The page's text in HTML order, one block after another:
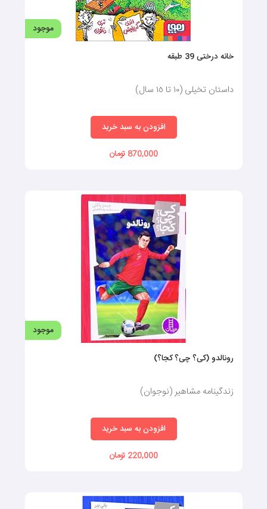
موجود
خانه درختی 39 طبقه
داستان تخیلی (١٠ تا ١٥ سال)
افزودن به سبد خرید
870,000 تومان
موجود
رونالدو (کی؟ چی؟ کجا؟)
زندگینامه مشاهیر (نوجوان)
افزودن به سبد خرید
220,000 تومان